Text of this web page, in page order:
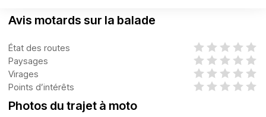
Avis motards sur la balade
État des routes
Paysages
Virages
Points d’intérêts
Photos du trajet à moto